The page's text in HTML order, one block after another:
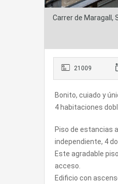
Carrer de Maragall,
21009
Bonito, cuiado y
4 habitaciones
Piso de estancias
independiente, 4
Este agradable
acceso.
Edificio con